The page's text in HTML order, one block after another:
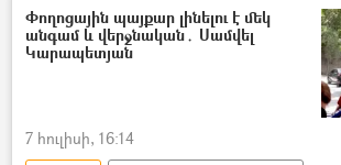
Ընտրություններ
Ազգային ժողովի ընտրություններ
Փողոցային պայքար լինելու է մեկ
անգամ և վերջնական․ Սամվել
Կարապետյան
7 հուլիսի, 16:14